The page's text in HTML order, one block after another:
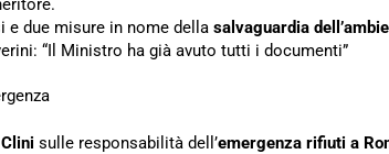
e due misure in nome della salvaguardia
“Il Ministro ha già avuto tutti i documenti”
sulle responsabilità dell’emergenza rifiuti a